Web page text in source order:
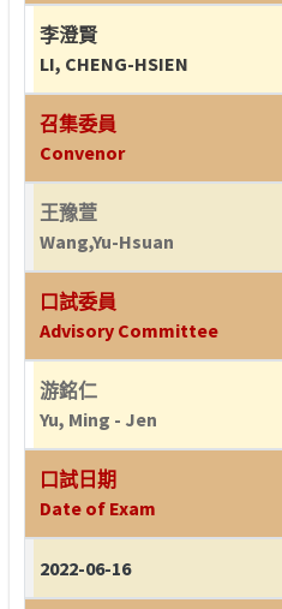
李澄賢
LI, CHENG-HSIEN
召集委員
Convenor
王豫萱
Wang,Yu-Hsuan
口試委員
Advisory Committee
游銘仁
Yu, Ming - Jen
口試日期
Date of Exam
2022-06-16